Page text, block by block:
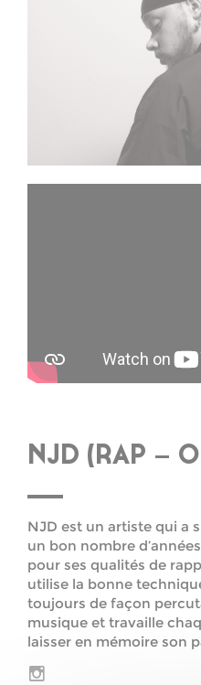
NJD (RAP –
NJD est un artiste qui a
un bon nombre
pour ses qualités de
utilise la bonne
toujours de façon
musique et travaille
laisser en mémoire son